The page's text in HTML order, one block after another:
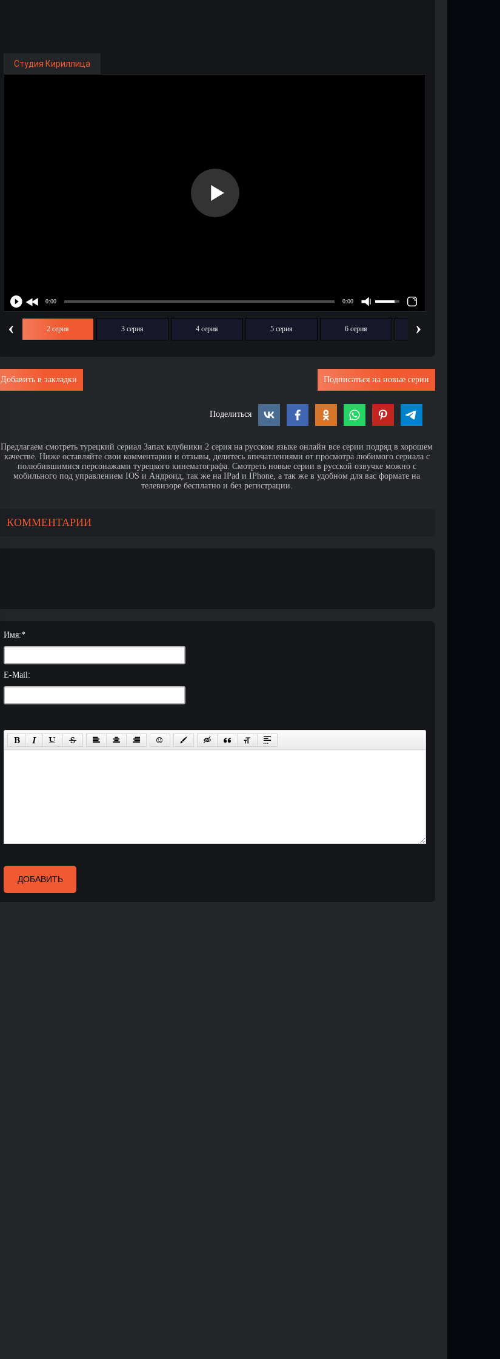
Студия Кириллица
‹ 2 серия 3 серия 4 серия 5 серия 6 серия 7 серия
›
Подписаться на новые серии
Добавить в закладки
Поделиться
Предлагаем смотреть турецкий сериал Запах клубники 2 серия на русском языке онлайн все серии подряд в хорошем
качестве. Ниже оставляйте свои комментарии и отзывы, делитесь впечатлениями от просмотра любимого сериала с
полюбившимися персонажами турецкого кинематографа. Смотреть новые серии в русской озвучке можно с
мобильного под управлением IOS и Андроид, так же на IPad и IPhone, а так же в удобном для вас формате на
телевизоре бесплатно и без регистрации.
КОММЕНТАРИИ
Имя:*
E-Mail:
ДОБАВИТЬ